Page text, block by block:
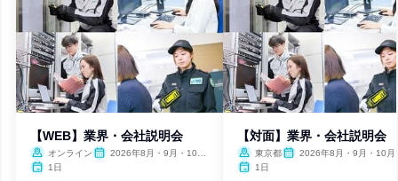
【WEB】業界・会社説明会
オンライン
2026年8月・9月・10
1日
【対面】業界・会社説明会
東京都
2026年8月・9月・10月
1日